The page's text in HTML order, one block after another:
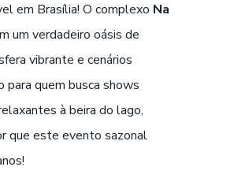
em Brasília! O complexo Na
um verdadeiro oásis de
vibrante e cenários
para quem busca shows
à beira do lago,
que este evento sazonal